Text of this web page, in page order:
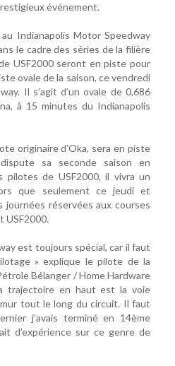
événement.
Indianapolis Motor Speedway
le cadre des séries de la filière
USF2000 seront en piste pour
ovale de la saison, ce vendredi
Il s’agit d’un ovale de 0,686
à 15 minutes du Indianapolis
originaire d’Oka, sera en piste
sa seconde saison en
pilotes de USF2000, il vivra un
que seulement ce jeudi et
journées réservées aux courses
USF2000.
est toujours spécial, car il faut
» explique le pilote de la
Bélanger / Home Hardware
trajectoire en haut est la voie
tout le long du circuit. Il faut
j’avais terminé en 14ème
d’expérience sur ce genre de